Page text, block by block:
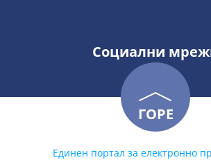
Социални
ГОРЕ
Единен портал за електронно